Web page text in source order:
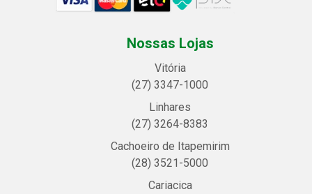
Nossas Lojas
Vitória
(27) 3347-1000
Linhares
(27) 3264-8383
Cachoeiro de Itapemirim
(28) 3521-5000
Cariacica